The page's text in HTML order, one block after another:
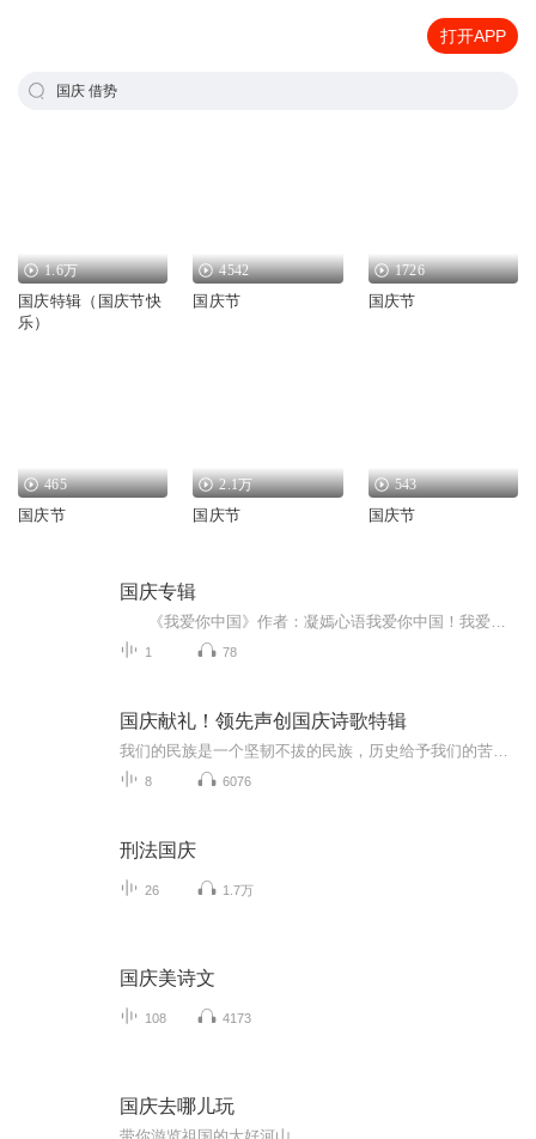
打开APP
国庆 借势
1.6万
国庆特辑（国庆节快
乐）
4542
国庆节
1726
国庆节
465
国庆节
2.1万
国庆节
543
国庆节
国庆专辑
1 78
国庆献礼！领先声创国庆诗歌特辑
8 6076
刑法国庆
26 1.7万
国庆美诗文
108 4173
国庆去哪儿玩